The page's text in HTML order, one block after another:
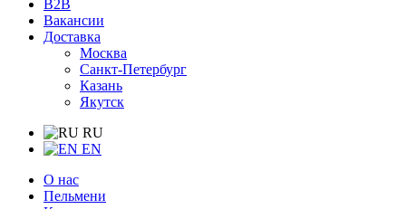
B2B
Вакансии
Доставка
Москва
Санкт-Петербург
Казань
Якутск
RU
EN
О нас
Пельмени